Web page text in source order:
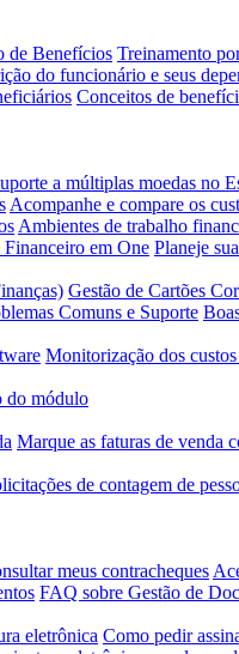
de Benefícios Treinamento
do funcionário e seus
Conceitos de
a múltiplas moedas no
Acompanhe e compare os
Ambientes de trabalho
Financeiro em One Planeje
Gestão de Cartões
Comuns e Suporte
Monitorização dos
do módulo
Marque as faturas de venda
de contagem de
meus contracheques
FAQ sobre Gestão de
eletrônica Como pedir